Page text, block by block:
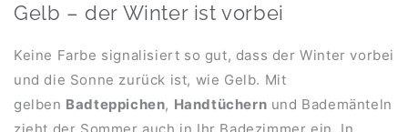
Gelb – der Winter ist vorbei
Keine Farbe signalisiert so gut, dass der Winter vorbei
und die Sonne zurück ist, wie Gelb. Mit
gelben Badteppichen, Handtüchern und Bademänteln
zieht der Sommer auch in Ihr Badezimmer ein. In